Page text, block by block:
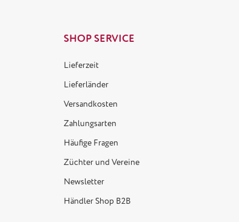
SHOP SERVICE
Lieferzeit
Lieferländer
Versandkosten
Zahlungsarten
Häufige Fragen
Züchter und Vereine
Newsletter
Händler Shop B2B